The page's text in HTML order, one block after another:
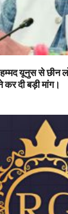
यूनुस से छीन
दी बड़ी मांग।